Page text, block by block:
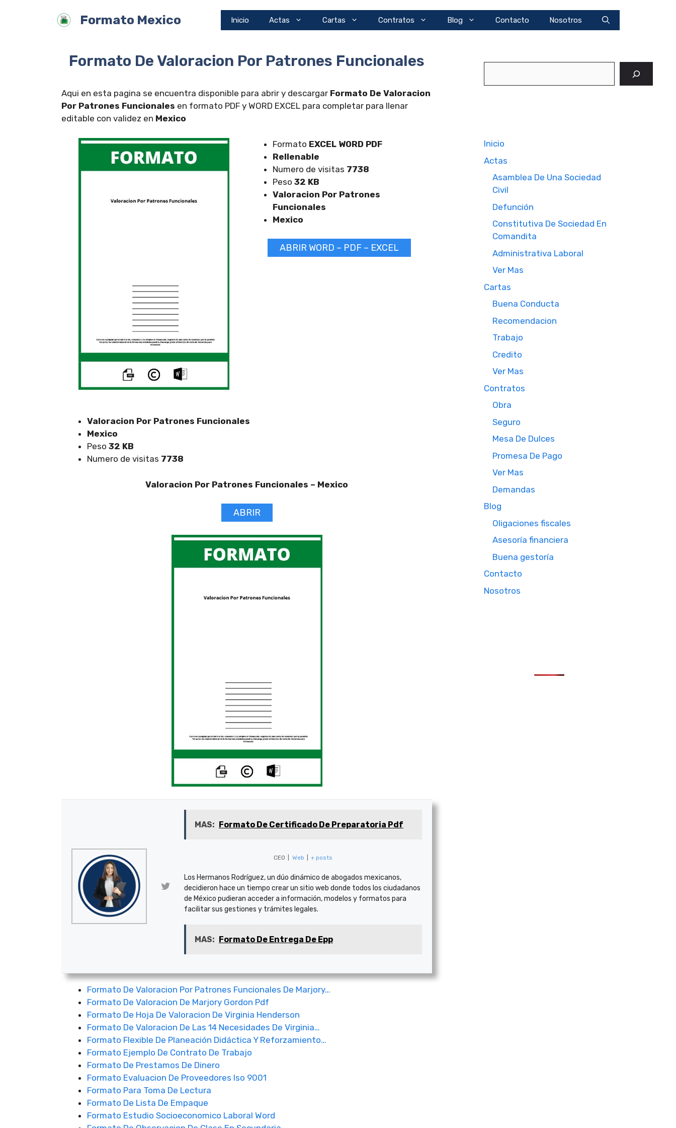
Formato Mexico Inicio Actas Cartas Contratos Blog Contacto Nosotros
Formato De Valoracion Por Patrones Funcionales
Aqui en esta pagina se encuentra disponible para abrir y descargar Formato De Valoracion
Por Patrones Funcionales en formato PDF y WORD EXCEL para completar para llenar
editable con validez en Mexico
Formato EXCEL WORD PDF
Rellenable
Numero de visitas 7738
Peso 32 KB
Valoracion Por Patrones
Funcionales
Mexico
ABRIR WORD – PDF – EXCEL
Valoracion Por Patrones Funcionales
Mexico
Peso 32 KB
Numero de visitas 7738
Valoracion Por Patrones Funcionales – Mexico
ABRIR
MAS: Formato De Certificado De Preparatoria Pdf
CEO Web + posts
Los Hermanos Rodríguez, un dúo dinámico de abogados mexicanos,
decidieron hace un tiempo crear un sitio web donde todos los ciudadanos
de México pudieran acceder a información, modelos y formatos para
facilitar sus gestiones y trámites legales.
MAS: Formato De Entrega De Epp
Formato De Valoracion Por Patrones Funcionales De Marjory…
Formato De Valoracion De Marjory Gordon Pdf
Formato De Hoja De Valoracion De Virginia Henderson
Formato De Valoracion De Las 14 Necesidades De Virginia…
Formato Flexible De Planeación Didáctica Y Reforzamiento…
Formato Ejemplo De Contrato De Trabajo
Formato De Prestamos De Dinero
Formato Evaluacion De Proveedores Iso 9001
Formato Para Toma De Lectura
Formato De Lista De Empaque
Formato Estudio Socioeconomico Laboral Word
Inicio
Actas
Asamblea De Una Sociedad
Civil
Defunción
Constitutiva De Sociedad En
Comandita
Administrativa Laboral
Ver Mas
Cartas
Buena Conducta
Recomendacion
Trabajo
Credito
Ver Mas
Contratos
Obra
Seguro
Mesa De Dulces
Promesa De Pago
Ver Mas
Demandas
Blog
Oligaciones fiscales
Asesoría financiera
Buena gestoría
Contacto
Nosotros